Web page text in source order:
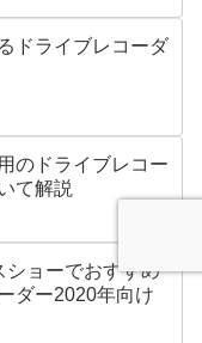
ドライブレコーダ
のドライブレコー
て解説
ョーでおすすめ
ダー2020年向け